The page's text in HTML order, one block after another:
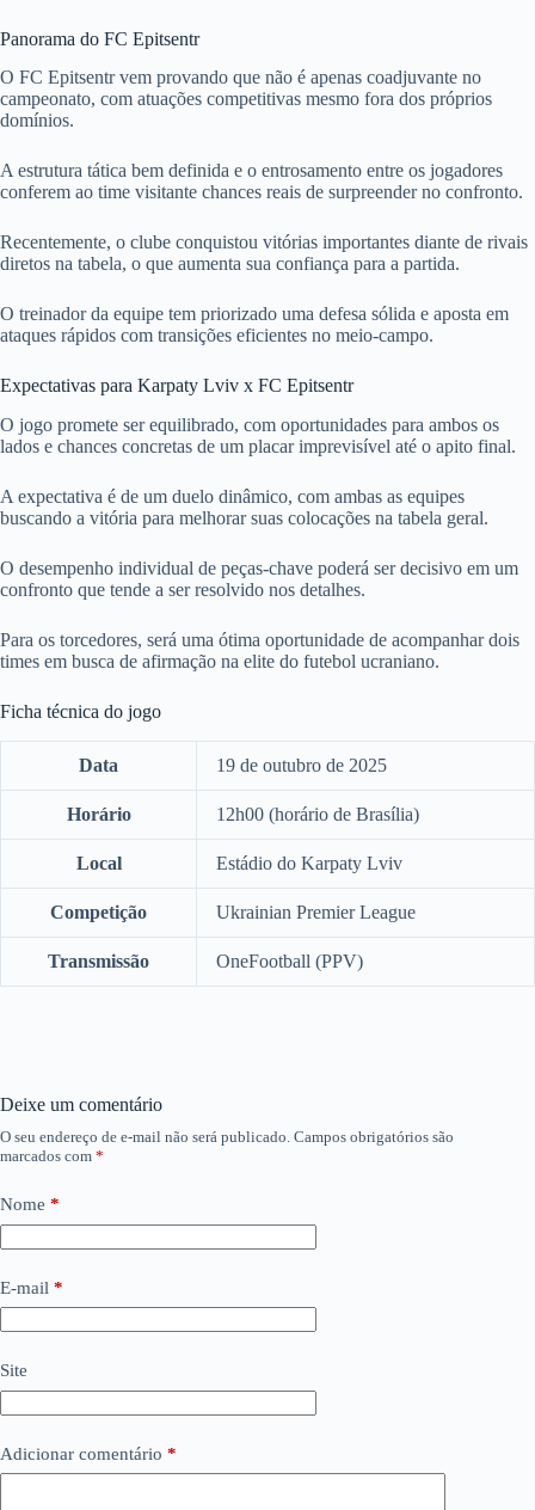
Panorama do FC Epitsentr
O FC Epitsentr vem provando que não é apenas coadjuvante no
campeonato, com atuações competitivas mesmo fora dos próprios
domínios.
A estrutura tática bem definida e o entrosamento entre os jogadores
conferem ao time visitante chances reais de surpreender no confronto.
Recentemente, o clube conquistou vitórias importantes diante de rivais
diretos na tabela, o que aumenta sua confiança para a partida.
O treinador da equipe tem priorizado uma defesa sólida e aposta em
ataques rápidos com transições eficientes no meio-campo.
Expectativas para Karpaty Lviv x FC Epitsentr
O jogo promete ser equilibrado, com oportunidades para ambos os
lados e chances concretas de um placar imprevisível até o apito final.
A expectativa é de um duelo dinâmico, com ambas as equipes
buscando a vitória para melhorar suas colocações na tabela geral.
O desempenho individual de peças-chave poderá ser decisivo em um
confronto que tende a ser resolvido nos detalhes.
Para os torcedores, será uma ótima oportunidade de acompanhar dois
times em busca de afirmação na elite do futebol ucraniano.
Ficha técnica do jogo
Data 19 de outubro de 2025
Horário 12h00 (horário de Brasília)
Local Estádio do Karpaty Lviv
Competição Ukrainian Premier League
Transmissão OneFootball (PPV)
Deixe um comentário
O seu endereço de e-mail não será publicado. Campos obrigatórios são
marcados com *
Nome *
E-mail *
Site
Adicionar comentário *